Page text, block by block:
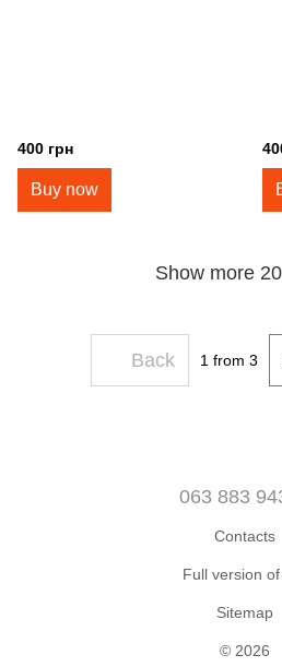
400 грн
Buy now
Show more
Back 1from 3
063 883
Contacts
Full version
Sitemap
© 2026